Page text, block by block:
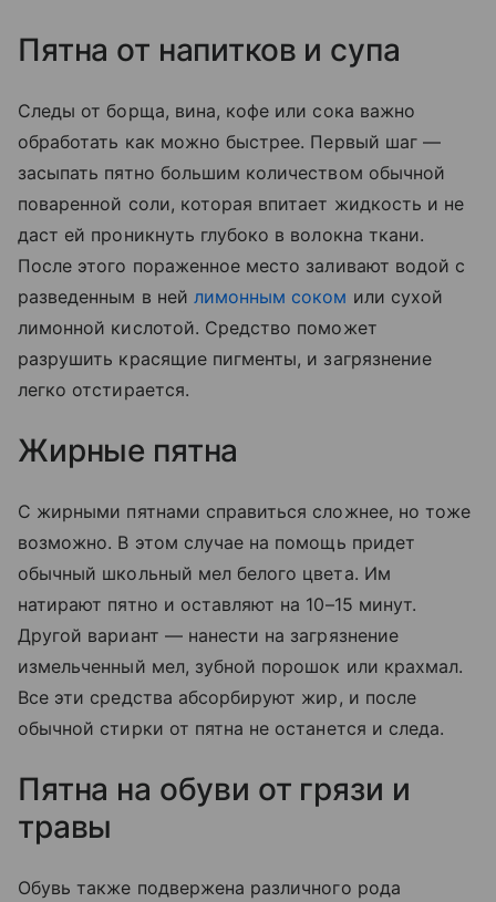
Пятна от напитков и супа
Следы от борща, вина, кофе или сока важно
обработать как можно быстрее. Первый шаг —
засыпать пятно большим количеством обычной
поваренной соли, которая впитает жидкость и не
даст ей проникнуть глубоко в волокна ткани.
После этого пораженное место заливают водой с
разведенным в ней лимонным соком или сухой
лимонной кислотой. Средство поможет
разрушить красящие пигменты, и загрязнение
легко отстирается.
Жирные пятна
С жирными пятнами справиться сложнее, но тоже
возможно. В этом случае на помощь придет
обычный школьный мел белого цвета. Им
натирают пятно и оставляют на 10–15 минут.
Другой вариант — нанести на загрязнение
измельченный мел, зубной порошок или крахмал.
Все эти средства абсорбируют жир, и после
обычной стирки от пятна не останется и следа.
Пятна на обуви от грязи и
травы
Обувь также подвержена различного рода